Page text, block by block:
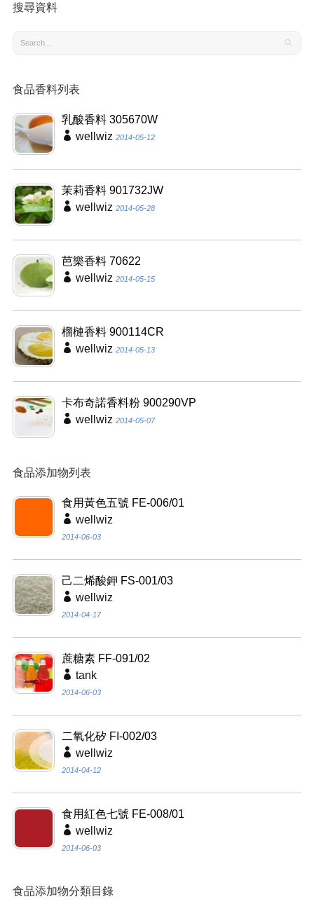
搜尋資料
食品香料列表
乳酸香料 305670W
wellwiz 2014-05-12
茉莉香料 901732JW
wellwiz 2014-05-28
芭樂香料 70622
wellwiz 2014-05-15
榴槤香料 900114CR
wellwiz 2014-05-13
卡布奇諾香料粉 900290VP
wellwiz 2014-05-07
食品添加物列表
食用黃色五號 FE-006/01
wellwiz
2014-06-03
己二烯酸鉀 FS-001/03
wellwiz
2014-04-17
蔗糖素 FF-091/02
tank
2014-06-03
二氧化矽 FI-002/03
wellwiz
2014-04-12
食用紅色七號 FE-008/01
wellwiz
2014-06-03
食品添加物分類目錄